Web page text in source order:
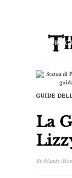
GUIDE
La
ByMandy